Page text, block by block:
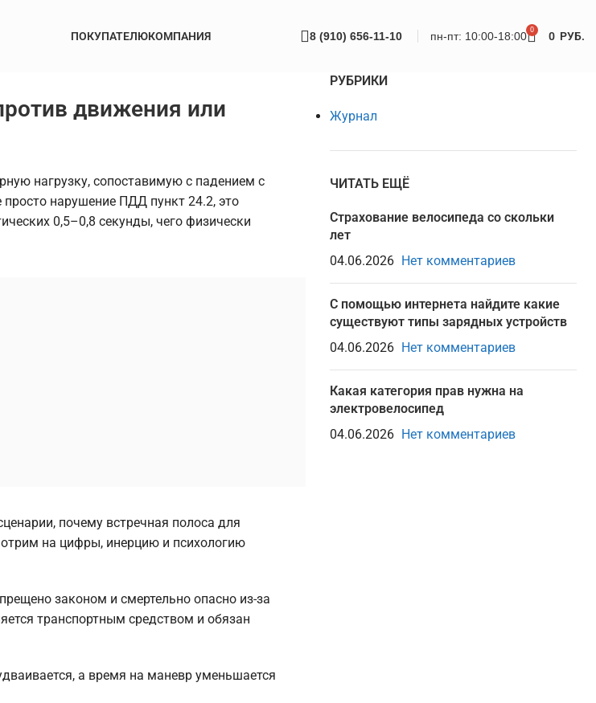
ПОКУПАТЕЛЮКОМПАНИЯ 8 (910) 656-11-10 пн-пт: 10:00-18:00 0 0 РУБ.
движения или
нагрузку, сопоставимую с падением с
просто нарушение ПДД пункт 24.2, это
0,5–0,8 секунды, чего физически
почему встречная полоса для
на цифры, инерцию и психологию
законом и смертельно опасно из-за
транспортным средством и обязан
а время на маневр уменьшается
РУБРИКИ
Журнал
ЧИТАТЬ ЕЩЁ
Страхование велосипеда со скольки
лет
04.06.2026 Нет комментариев
С помощью интернета найдите какие
существуют типы зарядных устройств
04.06.2026 Нет комментариев
Какая категория прав нужна на
электровелосипед
04.06.2026 Нет комментариев